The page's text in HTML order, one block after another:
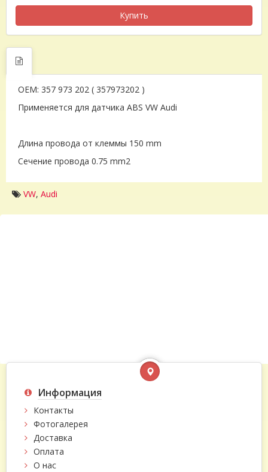
Купить
OEM: 357 973 202 ( 357973202 )
Применяется для датчика ABS VW Audi
Длина провода от клеммы 150 mm
Сечение провода 0.75 mm2
VW, Audi
Информация
Контакты
Фотогалерея
Доставка
Оплата
О нас